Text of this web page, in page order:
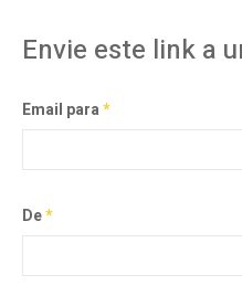
Envie este link a
Email para*
De*